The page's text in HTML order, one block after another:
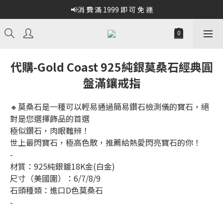
📢消 費 滿 1999 即 可 免 運
代購-Gold Coast 925純銀莫桑石經典圓
盤滿鑲戒指
🔸莫桑石是一種可以輕易通過簡易鑽石檢測儀的寶石，絕
對是您選擇飾品的首選
極似鑽石，肉眼難辨！
世上最閃寶石，極高色散，推薦給熱愛閃亮寶石的你！
-
材質：925純銀鍍18K金(白金)
尺寸（美國圍）：6/7/8/9
石頭種類：進口D色莫桑石
-